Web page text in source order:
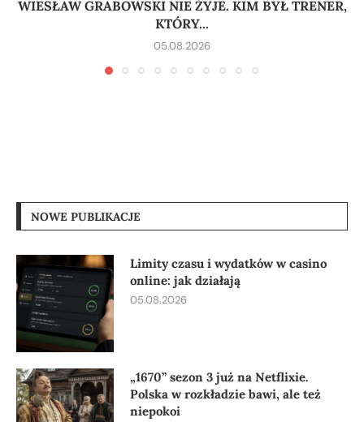
WIESŁAW GRABOWSKI NIE ŻYJE. KIM BYŁ TRENER,
KTÓRY...
05.08.2026
NOWE PUBLIKACJE
Limity czasu i wydatków w casino
online: jak działają
05.08.2026
„1670” sezon 3 już na Netflixie.
Polska w rozkładzie bawi, ale też
niepokoi